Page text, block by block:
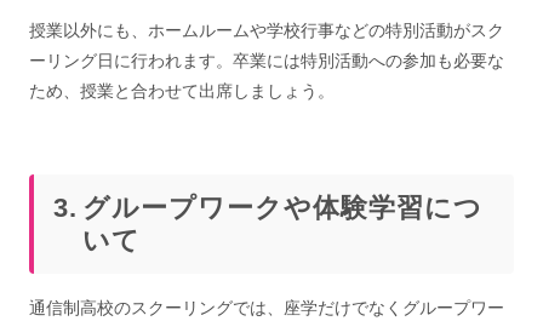
授業以外にも、ホームルームや学校行事などの特別活動がスク
ーリング日に行われます。卒業には特別活動への参加も必要な
ため、授業と合わせて出席しましょう。
グループワークや体験学習につ
いて
通信制高校のスクーリングでは、座学だけでなくグループワー